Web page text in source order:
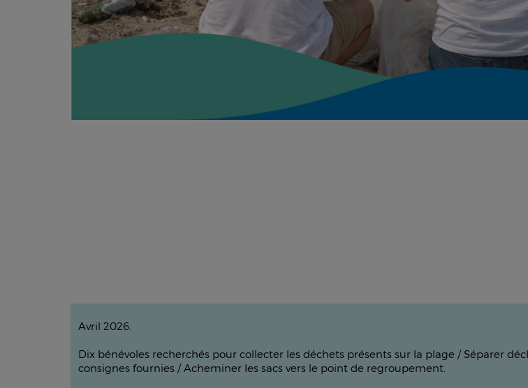
Avril 2026.
Dix bénévoles recherchés pour collecter les déchets présents sur la plage / Séparer
consignes fournies / Acheminer les sacs vers le point de regroupement.